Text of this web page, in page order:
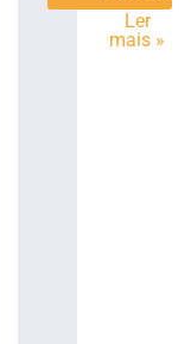
Ler
mais »